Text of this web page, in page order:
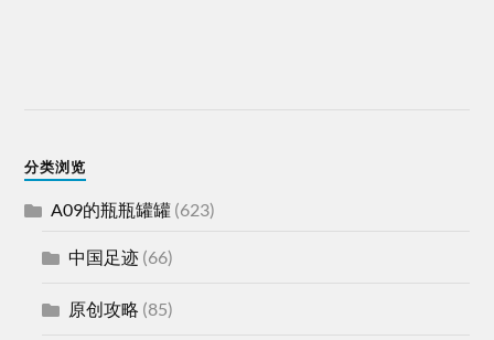
分类浏览
A09的瓶瓶罐罐 (623)
中国足迹 (66)
原创攻略 (85)